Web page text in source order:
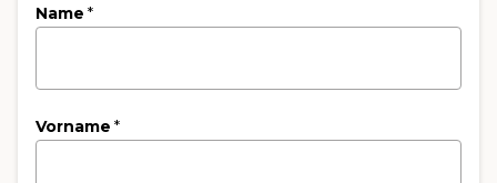
Name *
Vorname *